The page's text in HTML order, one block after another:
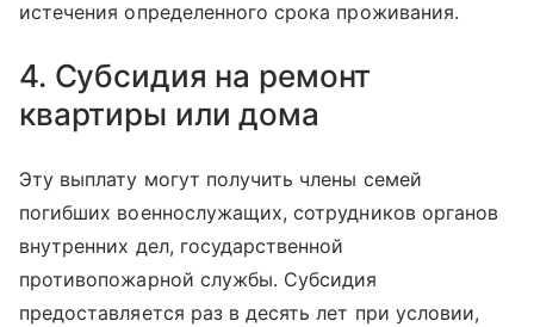
истечения определенного срока проживания.
4. Субсидия на ремонт
квартиры или дома
Эту выплату могут получить члены семей
погибших военнослужащих, сотрудников органов
внутренних дел, государственной
противопожарной службы. Субсидия
предоставляется раз в десять лет при условии,